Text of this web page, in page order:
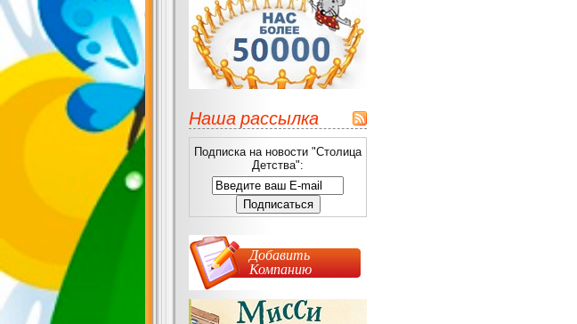
Наша рассылка
Подписка на новости "Столица
Детства":
Добавить
Компанию